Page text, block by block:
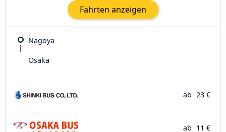
Fahrten anzeigen
Nagoya
Osaka
ab 23 €
ab 11 €